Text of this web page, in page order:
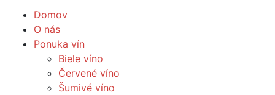
Domov
O nás
Ponuka vín
Biele víno
Červené víno
Šumivé víno